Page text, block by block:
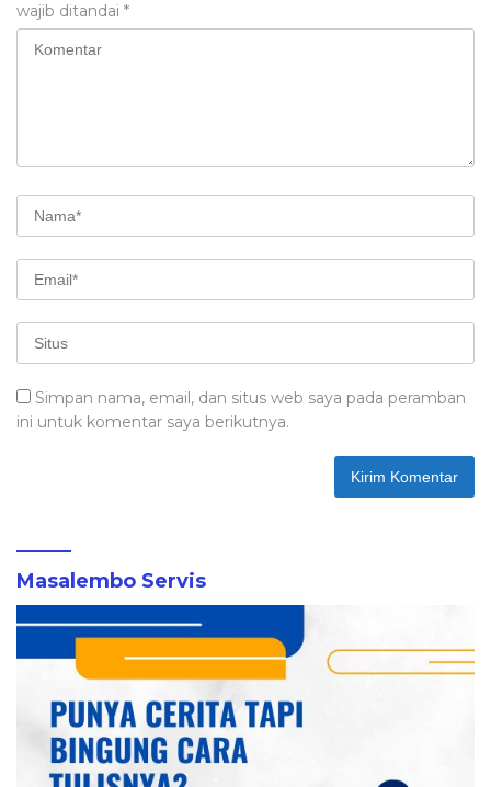
wajib ditandai *
Simpan nama, email, dan situs web saya pada peramban
ini untuk komentar saya berikutnya.
Masalembo Servis